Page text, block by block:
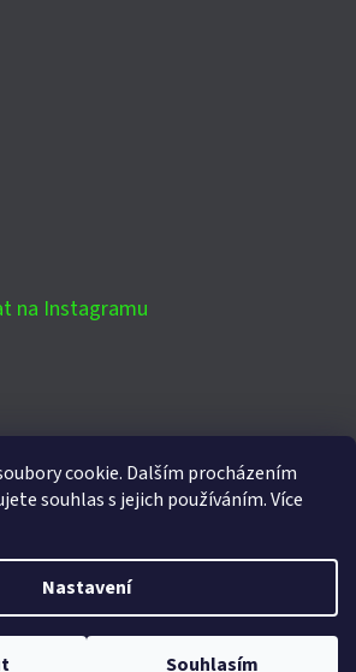
cookie. Dalším procházením
souhlas s jejich používáním. Více
Nastavení
Souhlasím
na Instagramu
Biohort pro Českou republiku
zahradni.cz. Všechna práva